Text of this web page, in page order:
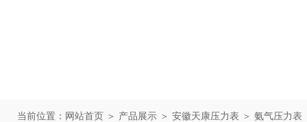
当前位置： 网站首页 ＞ 产品展示 ＞ 安徽天康压力表 ＞ 氨气压力表